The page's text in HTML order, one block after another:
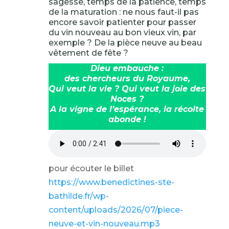
de la maturation : ne nous faut-il pas
encore savoir patienter pour passer
du vin nouveau au bon vieux vin, par
exemple ? De la pièce neuve au beau
vêtement de fête ?
Dieu embauche :
des chercheurs du Royaume,
Qui veut la vie ? Qui veut la joie des
Noces ?
A la vigne de l’espérance, la récolte
abonde !
pour écouter le billet
https://www.benedictines-ste-
bathilde.fr/wp-
content/uploads/2026/07/piece-
neuve-et-vin-nouveau.mp3